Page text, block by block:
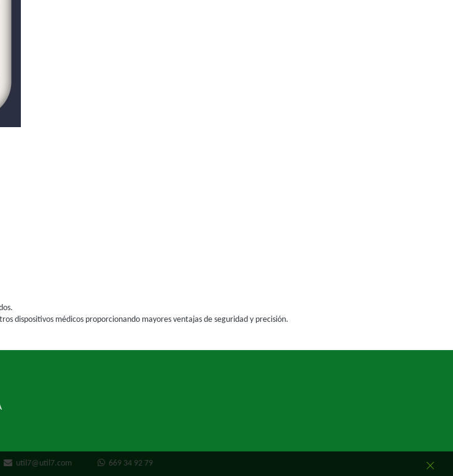
dispositivos médicos proporcionando mayores ventajas de seguridad y precisión.
util7@util7.com 669 34 92 79